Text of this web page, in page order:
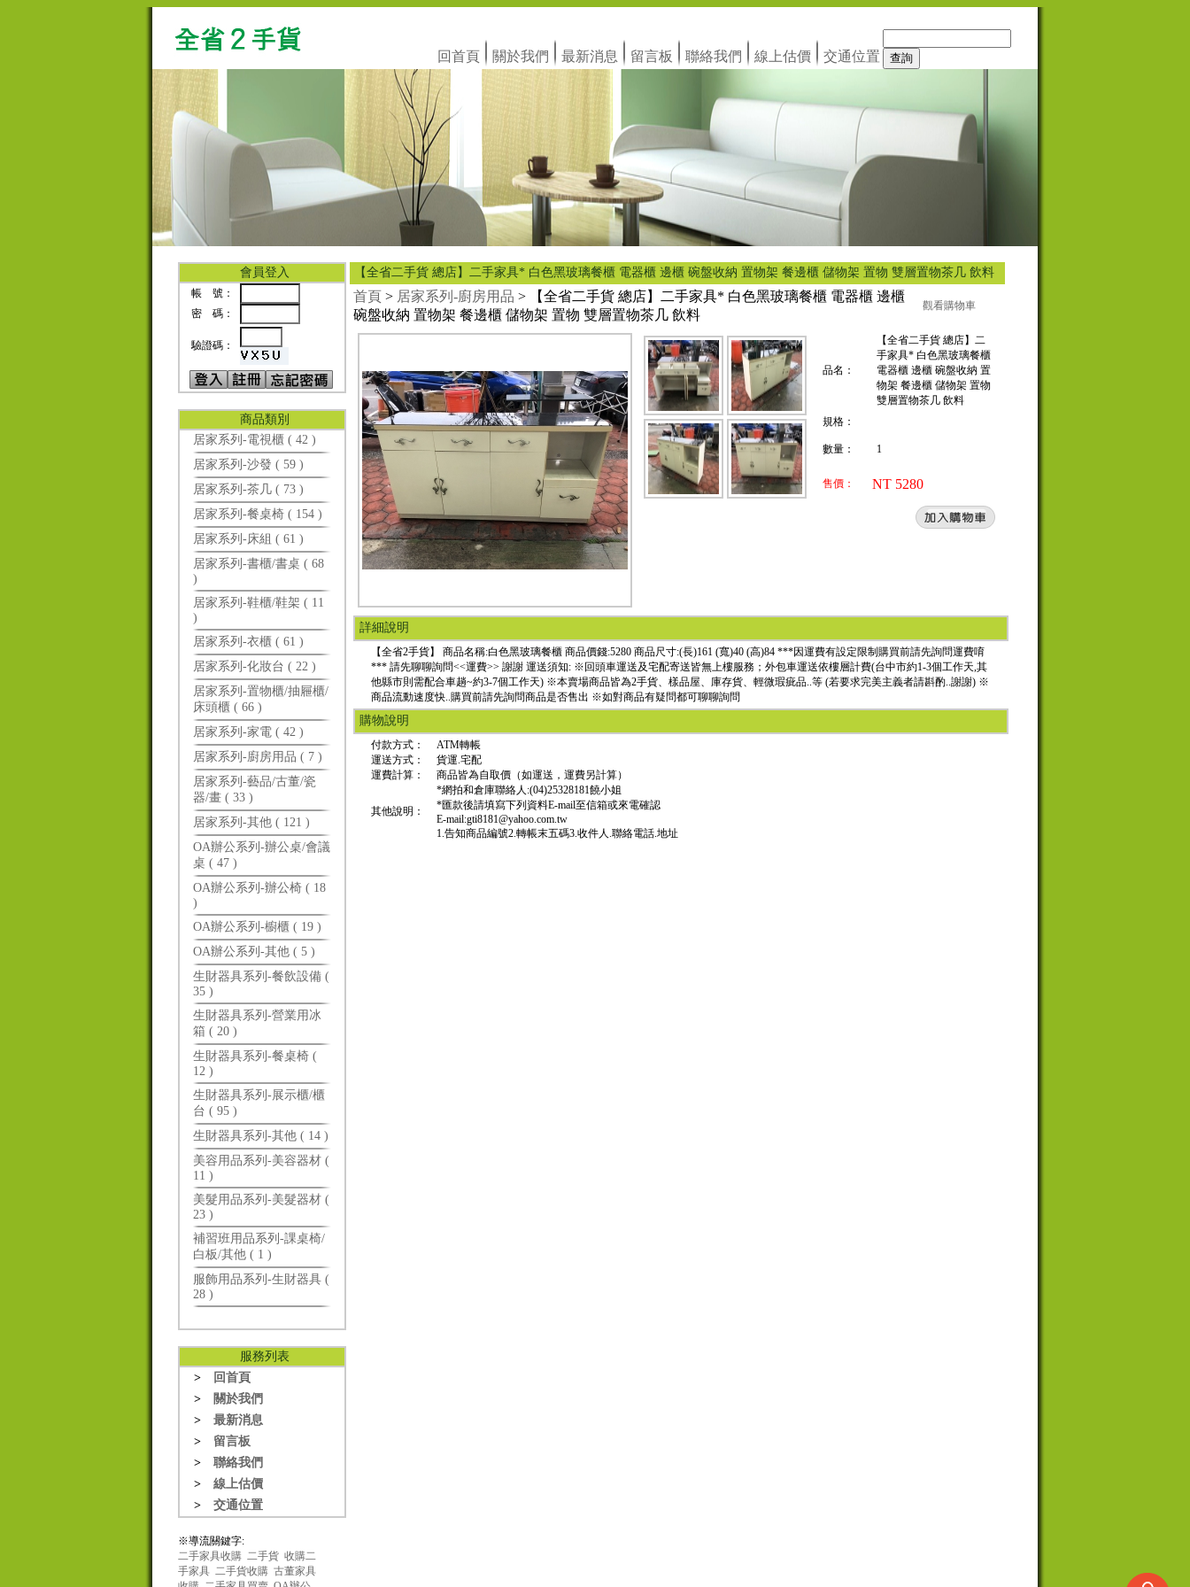
回首頁 關於我們 最新消息 留言板 聯絡我們 線上估價 交通位置
會員登入
帳 號：
密 碼：
驗證碼：
商品類別
居家系列-電視櫃 ( 42 )
居家系列-沙發 ( 59 )
居家系列-茶几 ( 73 )
居家系列-餐桌椅 ( 154 )
居家系列-床組 ( 61 )
居家系列-書櫃/書桌 ( 68
)
居家系列-鞋櫃/鞋架 ( 11
)
居家系列-衣櫃 ( 61 )
居家系列-化妝台 ( 22 )
居家系列-置物櫃/抽屜櫃/
床頭櫃 ( 66 )
居家系列-家電 ( 42 )
居家系列-廚房用品 ( 7 )
居家系列-藝品/古董/瓷
器/畫 ( 33 )
居家系列-其他 ( 121 )
OA辦公系列-辦公桌/會議
桌 ( 47 )
OA辦公系列-辦公椅 ( 18
)
OA辦公系列-櫥櫃 ( 19 )
OA辦公系列-其他 ( 5 )
生財器具系列-餐飲設備 (
35 )
生財器具系列-營業用冰
箱 ( 20 )
生財器具系列-餐桌椅 (
12 )
生財器具系列-展示櫃/櫃
台 ( 95 )
生財器具系列-其他 ( 14 )
美容用品系列-美容器材 (
11 )
美髮用品系列-美髮器材 (
23 )
補習班用品系列-課桌椅/
白板/其他 ( 1 )
服飾用品系列-生財器具 (
28 )
服務列表
>
回首頁
>
關於我們
> 最新消息
> 留言板
> 聯絡我們
> 線上估價
> 交通位置
※導流關鍵字:
二手家具收購 二手貨 收購二
手家具 二手貨收購 古董家具
【全省二手貨 總店】二手家具* 白色黑玻璃餐櫃 電器櫃 邊櫃 碗盤收納 置物架 餐邊櫃 儲物架 置物 雙層置物茶几 飲料
首頁 > 居家系列-廚房用品 > 【全省二手貨 總店】二手家具* 白色黑玻璃餐櫃 電器櫃 邊櫃
碗盤收納 置物架 餐邊櫃 儲物架 置物 雙層置物茶几 飲料
觀看購物車
品名：
【全省二手貨 總店】二
手家具* 白色黑玻璃餐櫃
電器櫃 邊櫃 碗盤收納 置
物架 餐邊櫃 儲物架 置物
雙層置物茶几 飲料
規格：
數量： 1
售價： NT 5280
詳細說明
【全省2手貨】 商品名稱:白色黑玻璃餐櫃 商品價錢:5280 商品尺寸:(長)161 (寬)40 (高)84 ***因運費有設定限制購買前請先詢問運費唷
*** 請先聊聊詢問<<運費>> 謝謝 運送須知: ※回頭車運送及宅配寄送皆無上樓服務；外包車運送依樓層計費(台中市約1-3個工作天,其
他縣市則需配合車趟~約3-7個工作天) ※本賣場商品皆為2手貨、樣品屋、庫存貨、輕微瑕疵品..等 (若要求完美主義者請斟酌..謝謝) ※
商品流動速度快..購買前請先詢問商品是否售出 ※如對商品有疑問都可聊聊詢問
購物說明
付款方式：
ATM轉帳
運送方式：
貨運.宅配
運費計算：
商品皆為自取價（如運送，運費另計算）
其他說明：
*網拍和倉庫聯絡人:(04)25328181饒小姐
*匯款後請填寫下列資料E-mail至信箱或來電確認
E-mail:gti8181@yahoo.com.tw
1.告知商品編號2.轉帳末五碼3.收件人.聯絡電話.地址